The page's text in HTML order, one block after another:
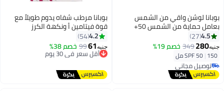
بوبانا لوشن واقي من الشمس
بعامل حماية من الشمس 50+
مل
4.5
27
جنيه280
349 خصم 19%
SPF 50|150 مل
توصيل مجاني
توصيل مجاني
بوبانا مرطب شفاه يدوم طويلاً مع
قوة فيتامين أ ونكهة الكرز
4.2
54
جنيه61
99 خصم 38%
أقل سعر في 30 يوم
توصيل مجاني
أقل سعر في 30 يوم